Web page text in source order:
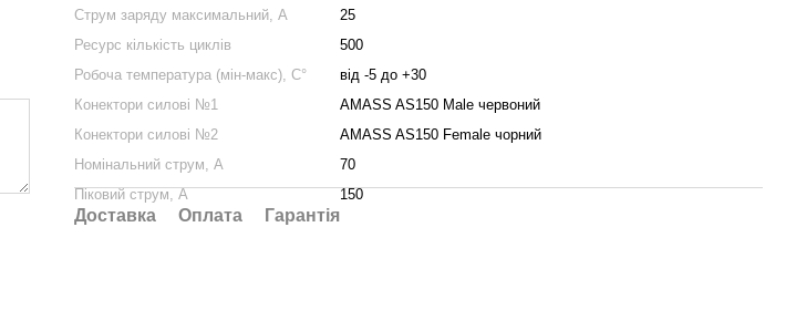
Струм заряду максимальний, А
25
Ресурс кількість циклів
500
Робоча температура (мін-макс), С°
від -5 до +30
Конектори силові №1
AMASS AS150 Male червоний
Конектори силові №2
AMASS AS150 Female чорний
Номінальний струм, A
70
Піковий струм, A
150
Доставка Оплата Гарантія